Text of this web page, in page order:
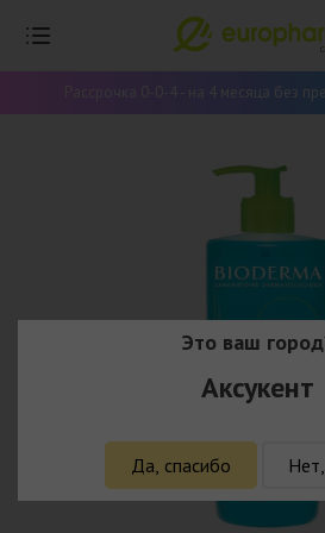
Рассрочка 0-0-4 - на 4 месяца без
Это ваш
Аксукент
Да, спасибо